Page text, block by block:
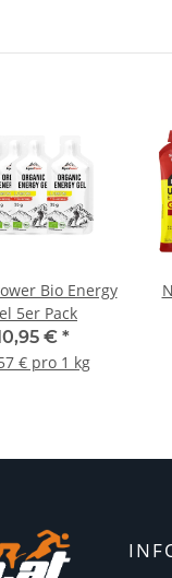
Bio Energy
5er Pack
€ *
€ pro 1 kg